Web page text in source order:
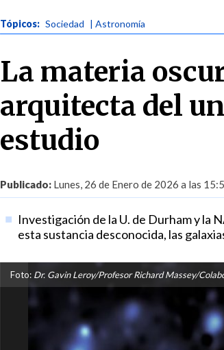
Tópicos: Sociedad | Astronomía
La materia
arquitecta del
estudio
Publicado: Lunes, 26 de Enero de 2026 a las
Investigación de la U. de Durham y la
esta sustancia desconocida, las
Foto: Dr. Gavin Leroy/Profesor Richard Massey/